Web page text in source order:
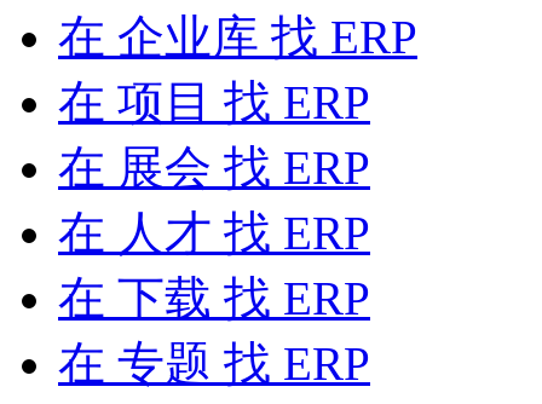
在 企业库 找 ERP
在 项目 找 ERP
在 展会 找 ERP
在 人才 找 ERP
在 下载 找 ERP
在 专题 找 ERP